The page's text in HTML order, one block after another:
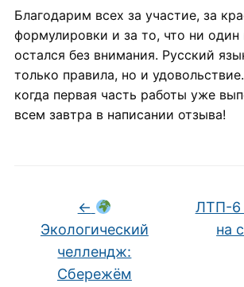
Благодарим всех за участие, за
формулировки и за то, что ни один
остался без внимания. Русский
только правила, но и
когда первая часть работы уже
всем завтра в написании отзыва!
←
Экологический
челлендж:
Сбережём
ЛТП-6
на